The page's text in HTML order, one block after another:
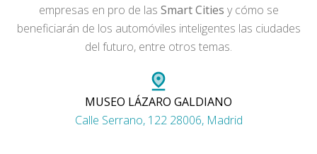
empresas en pro de las Smart Cities y cómo se
beneficiarán de los automóviles inteligentes las ciudades
del futuro, entre otros temas.
MUSEO LÁZARO GALDIANO
Calle Serrano, 122 28006, Madrid